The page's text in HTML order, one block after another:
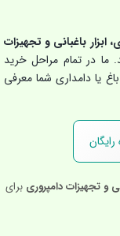
ابزار باغبانی و تجهیزات
ما در تمام مراحل خرید
یا دامداری شما معرفی
و تجهیزات دامپروری برای